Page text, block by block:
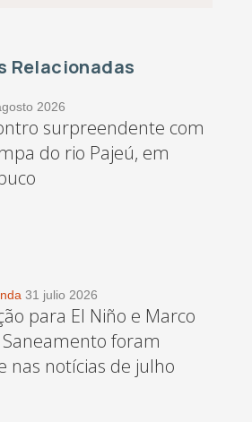
Relacionadas
2026
surpreendente com
do rio Pajeú, em
31 julio 2026
para El Niño e Marco
Saneamento foram
nas notícias de julho